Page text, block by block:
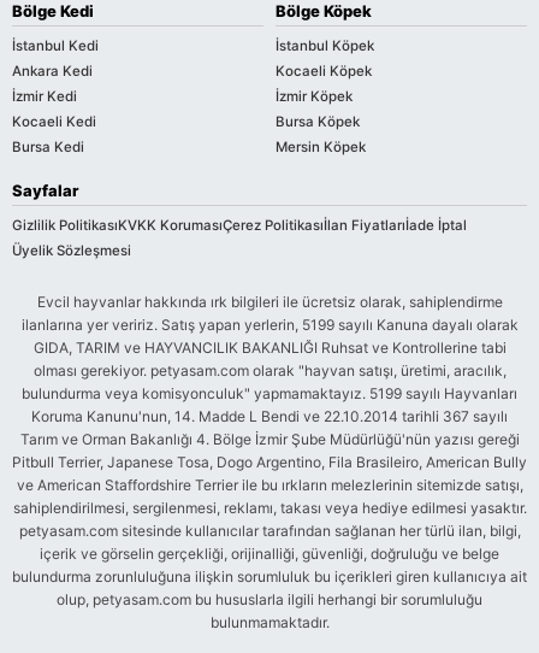
Bölge Kedi
İstanbul Kedi
Ankara Kedi
İzmir Kedi
Kocaeli Kedi
Bursa Kedi
Bölge Köpek
İstanbul Köpek
Kocaeli Köpek
İzmir Köpek
Bursa Köpek
Mersin Köpek
Sayfalar
Gizlilik PolitikasıKVKK KorumasıÇerez Politikasıİlan Fiyatlarıİade İptal
Üyelik Sözleşmesi
Evcil hayvanlar hakkında ırk bilgileri ile ücretsiz olarak, sahiplendirme
ilanlarına yer veririz. Satış yapan yerlerin, 5199 sayılı Kanuna dayalı olarak
GIDA, TARIM ve HAYVANCILIK BAKANLIĞI Ruhsat ve Kontrollerine tabi
olması gerekiyor. petyasam.com olarak "hayvan satışı, üretimi, aracılık,
bulundurma veya komisyonculuk" yapmamaktayız. 5199 sayılı Hayvanları
Koruma Kanunu'nun, 14. Madde L Bendi ve 22.10.2014 tarihli 367 sayılı
Tarım ve Orman Bakanlığı 4. Bölge İzmir Şube Müdürlüğü'nün yazısı gereği
Pitbull Terrier, Japanese Tosa, Dogo Argentino, Fila Brasileiro, American Bully
ve American Staffordshire Terrier ile bu ırkların melezlerinin sitemizde satışı,
sahiplendirilmesi, sergilenmesi, reklamı, takası veya hediye edilmesi yasaktır.
petyasam.com sitesinde kullanıcılar tarafından sağlanan her türlü ilan, bilgi,
içerik ve görselin gerçekliği, orijinalliği, güvenliği, doğruluğu ve belge
bulundurma zorunluluğuna ilişkin sorumluluk bu içerikleri giren kullanıcıya ait
olup, petyasam.com bu hususlarla ilgili herhangi bir sorumluluğu
bulunmamaktadır.